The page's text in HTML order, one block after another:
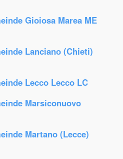
Gioiosa Marea ME
Lanciano (Chieti)
Lecco Lecco LC
Marsiconuovo
Martano (Lecce)